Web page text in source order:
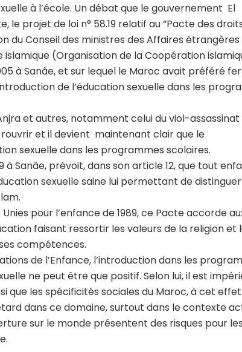
à l’école. Un débat que le gouvernement El
projet de loi n° 58.19 relatif au “Pacte des
du Conseil des ministres des Affaires étrangères
(Organisation de la Coopération
à Sanâe, et sur lequel le Maroc avait préféré
de l’éducation sexuelle dans les
et autres, notamment celui du viol-
et il devient maintenant clair que le
sexuelle dans les programmes scolaires.
à Sanâe, prévoit, dans son article 12, que tout
sexuelle saine lui permettant de
pour l’enfance de 1989, ce Pacte accorde
faisant ressortir les valeurs de la religion et
compétences.
de l’Enfance, l’introduction dans les
ne peut être que positif. Selon lui, il est
que les spécificités sociales du Maroc, à cet effet.
dans ce domaine, surtout dans le contexte
sur le monde présentent des risques pour les